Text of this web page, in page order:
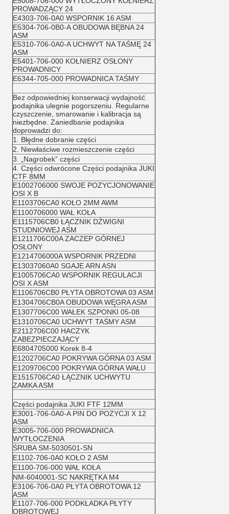
PROWADZĄCY 24
E4303-706-0A0 WSPORNIK 16 ASM
E5304-706-0B0-A OBUDOWA BĘBNA 24
ASM
E5310-706-0A0-A UCHWYT NA TAŚMĘ 24
ASM
E5401-706-000 KOŁNIERZ OSŁONY
PROWADNICY
E6344-705-000 PROWADNICA TAŚMY
Bez odpowiedniej konserwacji wydajność
podajnika ulegnie pogorszeniu. Regularne
czyszczenie, smarowanie i kalibracja są
niezbędne. Zaniedbanie podajnika
doprowadzi do:
1. Błędne dobranie części
2. Niewłaściwe rozmieszczenie części
3. „Nagrobek” części
4. Części odwrócone Części podajnika JUKI
CTF 8MM
E1002706000 SWOJE POZYCJONOWANIE
OSI X B
E1103706CA0 KOŁO 2MM AWM
E1100706000 WAŁ KOŁA
E1115706CB0 ŁĄCZNIK DŹWIGNI
STUDNIOWEJ ASM
E1211706C00A ZACZEP GÓRNEJ
OSŁONY
E1214706000A WSPORNIK PRZEDNI
E13037060A0 SGAJE ARN ASN
E1005706CA0 WSPORNIK REGULACJI
OSI X ASM
E1106706CB0 PŁYTA OBROTOWA 03 ASM
E1304706CB0A OBUDOWA WĘGRA ASM
E1307706C00 WAŁEK SZPONKI 05-08
E1310706CA0 UCHWYT TAŚMY ASM
E2112706C00 HACZYK
ZABEZPIECZAJĄCY
E6804705000 Korek 8-4
E1202706CA0 POKRYWA GÓRNA 03 ASM
E1209706C00 POKRYWA GÓRNA WAŁU
E1515706CA0 ŁĄCZNIK UCHWYTU
ZAMKA ASM
Części podajnika JUKI FTF 12MM
E3001-706-0A0-A PIN DO POZYCJI X 12
ASM
E3005-706-000 PROWADNICA
WYTŁOCZENIA
ŚRUBA SM-5030501-SN
E1102-706-0A0 KOŁO 2 ASM
E1100-706-000 WAŁ KOŁA
NM-6040001-SC NAKRĘTKA M4
E3106-706-0A0 PŁYTA OBROTOWA 12
ASM
E1107-706-000 PODKŁADKA PŁYTY
OBROTOWEJ